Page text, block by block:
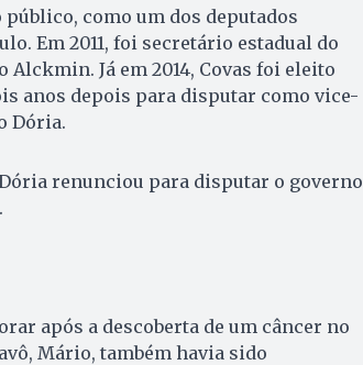
como um dos deputados
Em 2011, foi secretário estadual do
Já em 2014, Covas foi eleito
anos depois para disputar como vice-
Dória.
renunciou para disputar o governo
após a descoberta de um câncer no
Mário, também havia sido